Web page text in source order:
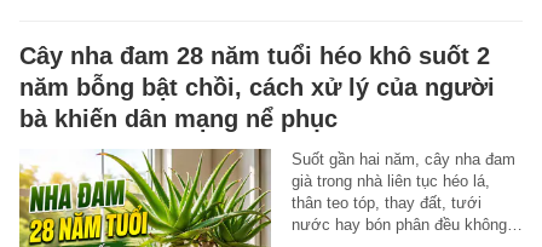
Cây nha đam 28 năm tuổi héo khô suốt 2
năm bỗng bật chồi, cách xử lý của người
bà khiến dân mạng nể phục
Suốt gần hai năm, cây nha đam
già trong nhà liên tục héo lá,
thân teo tóp, thay đất, tưới
nước hay bón phân đều không…